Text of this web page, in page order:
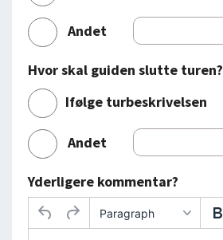
Andet
Hvor skal guiden slutte turen?
Ifølge turbeskrivelsen
Andet
Yderligere kommentar?
Paragraph